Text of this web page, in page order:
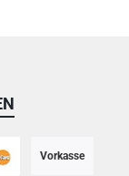
Vorkasse